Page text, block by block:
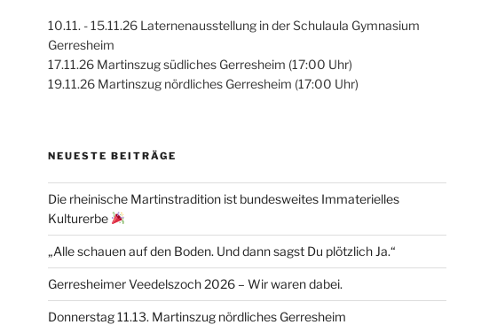
10.11. - 15.11.26 Laternenausstellung in der Schulaula Gymnasium
Gerresheim
17.11.26 Martinszug südliches Gerresheim (17:00 Uhr)
19.11.26 Martinszug nördliches Gerresheim (17:00 Uhr)
NEUESTE BEITRÄGE
Die rheinische Martinstradition ist bundesweites Immaterielles
Kulturerbe
„Alle schauen auf den Boden. Und dann sagst Du plötzlich Ja.“
Gerresheimer Veedelszoch 2026 – Wir waren dabei.
Donnerstag 11.13. Martinszug nördliches Gerresheim